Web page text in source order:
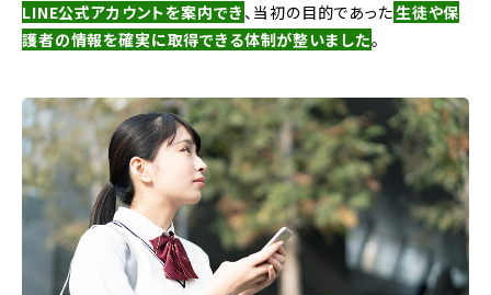
LINE公式アカウントを案内でき 、当初の目的であった生徒や保
護者の情報を確実に取得できる体制が整いました。